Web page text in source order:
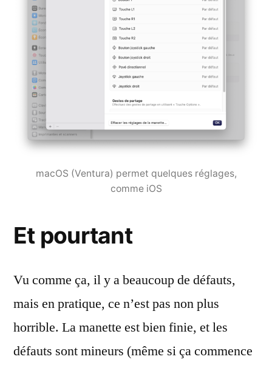
macOS (Ventura) permet quelques réglages,
comme iOS
Et pourtant
Vu comme ça, il y a beaucoup de défauts,
mais en pratique, ce n’est pas non plus
horrible. La manette est bien finie, et les
défauts sont mineurs (même si ça commence